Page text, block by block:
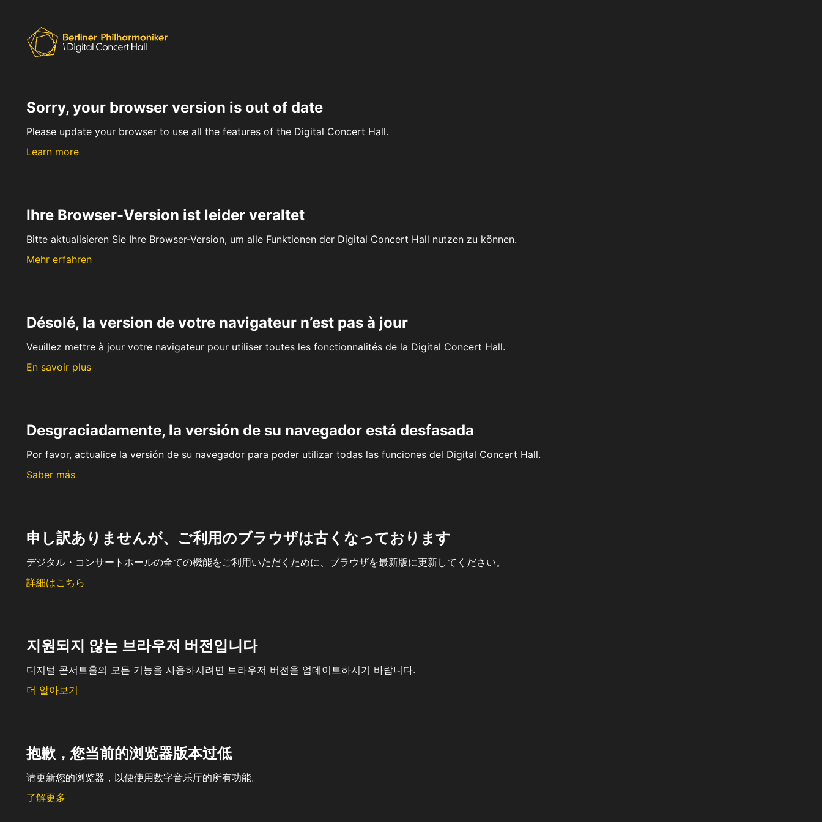
Sorry, your browser version is out of date
Please update your browser to use all the features of the Digital Concert Hall.
Learn more
Ihre Browser-Version ist leider veraltet
Bitte aktualisieren Sie Ihre Browser-Version, um alle Funktionen der Digital Concert Hall nutzen zu können.
Mehr erfahren
Désolé, la version de votre navigateur n’est pas à jour
Veuillez mettre à jour votre navigateur pour utiliser toutes les fonctionnalités de la Digital Concert Hall.
En savoir plus
Desgraciadamente, la versión de su navegador está desfasada
Por favor, actualice la versión de su navegador para poder utilizar todas las funciones del Digital Concert Hall.
Saber más
申し訳ありませんが、ご利用のブラウザは古くなっております
デジタル・コンサートホールの全ての機能をご利用いただくために、ブラウザを最新版に更新してください。
詳細はこちら
지원되지 않는 브라우저 버전입니다
디지털 콘서트홀의 모든 기능을 사용하시려면 브라우저 버전을 업데이트하시기 바랍니다.
더 알아보기
抱歉，您当前的浏览器版本过低
请更新您的浏览器，以便使用数字音乐厅的所有功能。
了解更多